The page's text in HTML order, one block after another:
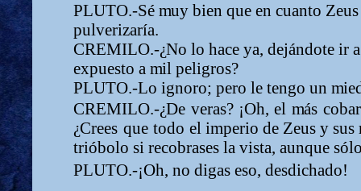
PLUTO.-Sé muy bien que en cuanto
pulverizaría.
CREMILO.-¿No lo hace ya, dejándote ir
expuesto a mil peligros?
PLUTO.-Lo ignoro; pero le tengo un mi
CREMILO.-¿De veras? ¡Oh, el más
¿Crees que todo el imperio de Zeus y
trióbolo si recobrases la vista, aunque
PLUTO.-¡Oh, no digas eso, desdichado!